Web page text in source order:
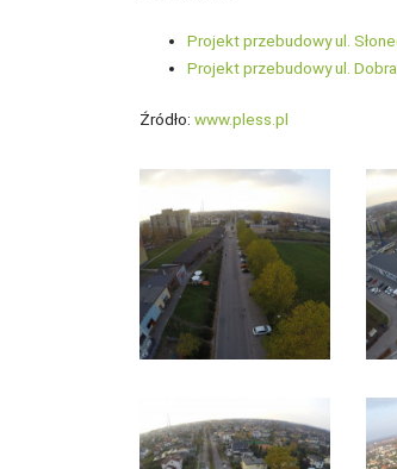
Projekt przebudowy ul.
Projekt przebudowy ul.
Źródło: www.pless.pl